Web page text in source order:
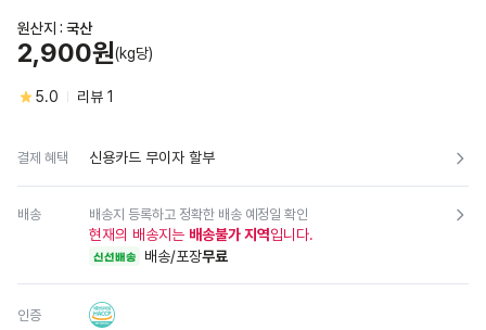
원산지 : 국산
2,900원(kg당)
5.0 리뷰 1
결제 혜택 신용카드 무이자 할부
배송 배송지 등록하고 정확한 배송 예정일 확인
현재의 배송지는 배송불가 지역입니다.
신선배송 배송/포장무료
인증